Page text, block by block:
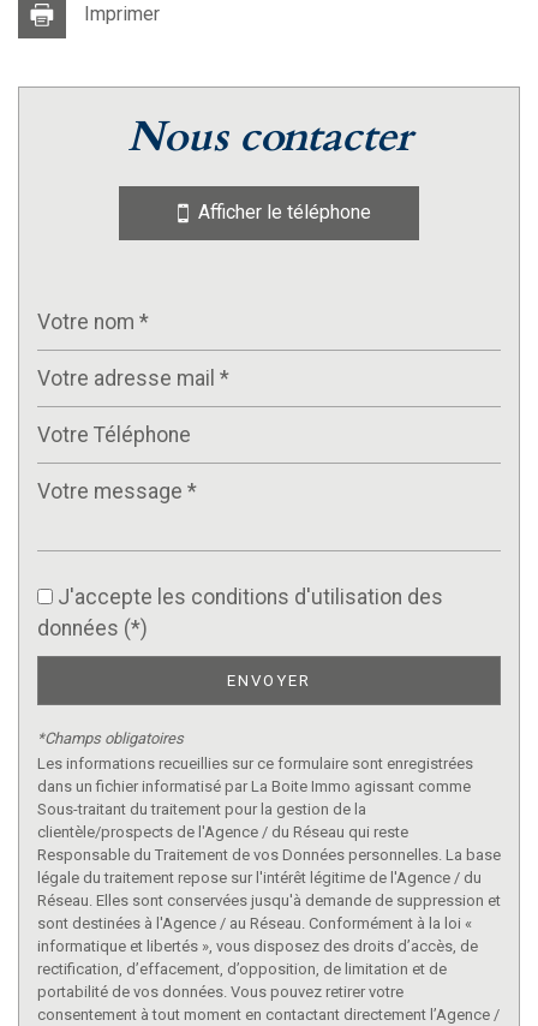
Imprimer
nous contacter
Afficher le téléphone
J'accepte les conditions d'utilisation des
données (*)
ENVOYER
*Champs obligatoires
Les informations recueillies sur ce formulaire sont enregistrées
dans un fichier informatisé par La Boite Immo agissant comme
Sous-traitant du traitement pour la gestion de la
clientèle/prospects de l'Agence / du Réseau qui reste
Responsable du Traitement de vos Données personnelles. La base
légale du traitement repose sur l'intérêt légitime de l'Agence / du
Réseau. Elles sont conservées jusqu'à demande de suppression et
sont destinées à l'Agence / au Réseau. Conformément à la loi «
informatique et libertés », vous disposez des droits d’accès, de
rectification, d’effacement, d’opposition, de limitation et de
portabilité de vos données. Vous pouvez retirer votre
consentement à tout moment en contactant directement l’Agence /